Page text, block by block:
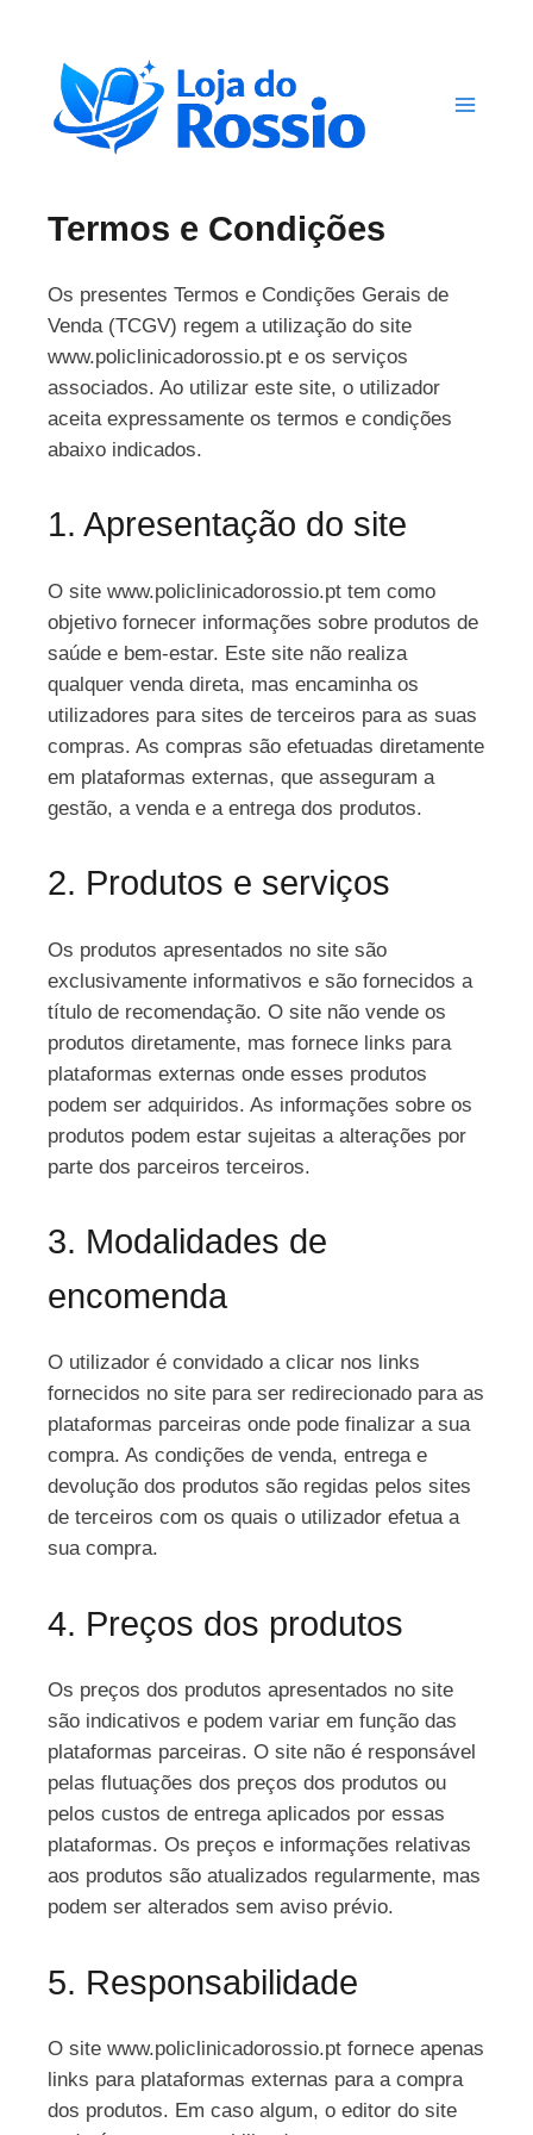
content
Termos e Condições
Os presentes Termos e Condições Gerais de
Venda (TCGV) regem a utilização do site
www.policlinicadorossio.pt e os serviços
associados. Ao utilizar este site, o utilizador
aceita expressamente os termos e condições
abaixo indicados.
1. Apresentação do site
O site www.policlinicadorossio.pt tem como
objetivo fornecer informações sobre produtos de
saúde e bem-estar. Este site não realiza
qualquer venda direta, mas encaminha os
utilizadores para sites de terceiros para as suas
compras. As compras são efetuadas diretamente
em plataformas externas, que asseguram a
gestão, a venda e a entrega dos produtos.
2. Produtos e serviços
Os produtos apresentados no site são
exclusivamente informativos e são fornecidos a
título de recomendação. O site não vende os
produtos diretamente, mas fornece links para
plataformas externas onde esses produtos
podem ser adquiridos. As informações sobre os
produtos podem estar sujeitas a alterações por
parte dos parceiros terceiros.
3. Modalidades de
encomenda
O utilizador é convidado a clicar nos links
fornecidos no site para ser redirecionado para as
plataformas parceiras onde pode finalizar a sua
compra. As condições de venda, entrega e
devolução dos produtos são regidas pelos sites
de terceiros com os quais o utilizador efetua a
sua compra.
4. Preços dos produtos
Os preços dos produtos apresentados no site
são indicativos e podem variar em função das
plataformas parceiras. O site não é responsável
pelas flutuações dos preços dos produtos ou
pelos custos de entrega aplicados por essas
plataformas. Os preços e informações relativas
aos produtos são atualizados regularmente, mas
podem ser alterados sem aviso prévio.
5. Responsabilidade
O site www.policlinicadorossio.pt fornece apenas
links para plataformas externas para a compra
dos produtos. Em caso algum, o editor do site